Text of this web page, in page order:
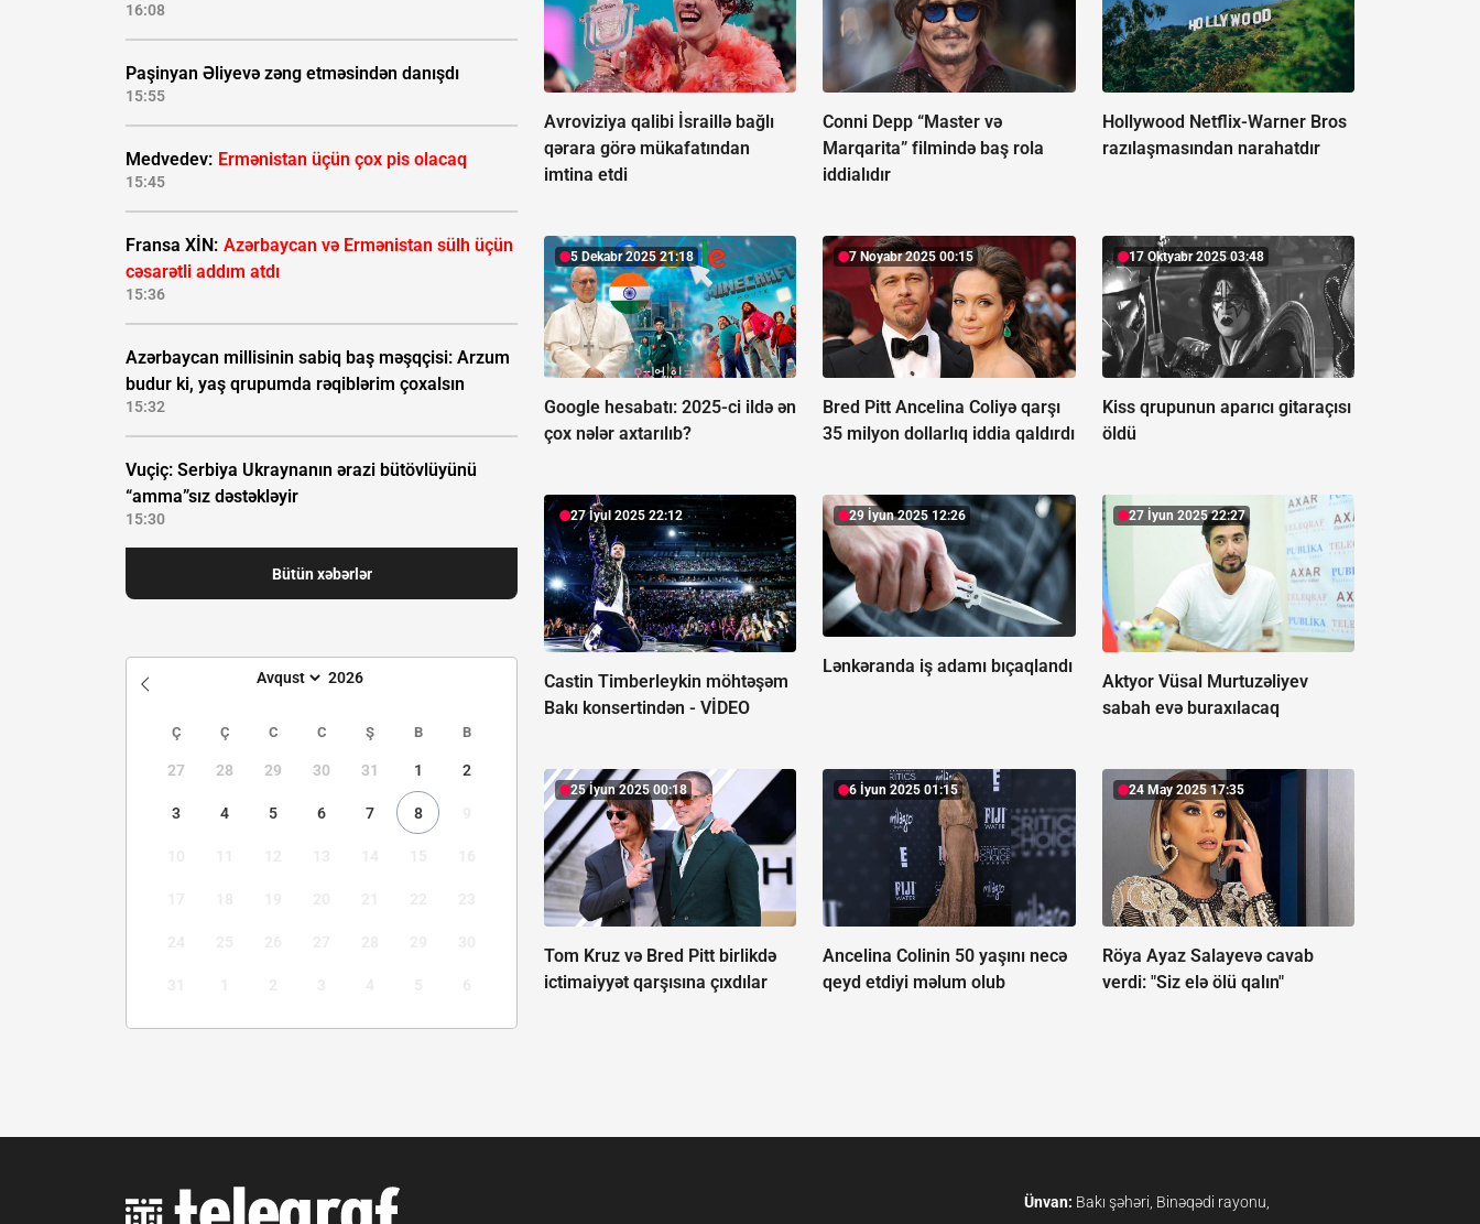
16:08
Paşinyan Əliyevə zəng etməsindən danışdı
15:55
Medvedev: Ermənistan üçün çox pis olacaq
15:45
Fransa XİN: Azərbaycan və Ermənistan sülh üçün
cəsarətli addım atdı
15:36
Azərbaycan millisinin sabiq baş məşqçisi: Arzum
budur ki, yaş qrupumda rəqiblərim çoxalsın
15:32
Vuçiç: Serbiya Ukraynanın ərazi bütövlüyünü
“amma”sız dəstəkləyir
15:30
Bütün xəbərlər
Ç Ç C C Ş B B
27 28 29 30 31 1 2
3 4 5 6 7 8
Avroviziya qalibi İsraillə bağlı
qərara görə mükafatından
imtina etdi
Conni Depp “Master və
Marqarita” filmində baş rola
iddialıdır
Hollywood Netflix-Warner Bros
razılaşmasından narahatdır
5 Dekabr 2025 21:18
Google hesabatı: 2025-ci ildə ən
çox nələr axtarılıb?
7 Noyabr 2025 00:15
Bred Pitt Ancelina Coliyə qarşı
35 milyon dollarlıq iddia qaldırdı
17 Oktyabr 2025 03:48
Kiss qrupunun aparıcı gitaraçısı
öldü
27 İyul 2025 22:12
Castin Timberleykin möhtəşəm
Bakı konsertindən - VİDEO
29 İyun 2025 12:26
Lənkəranda iş adamı bıçaqlandı
27 İyun 2025 22:27
Aktyor Vüsal Murtuzəliyev
sabah evə buraxılacaq
25 İyun 2025 00:18
Tom Kruz və Bred Pitt birlikdə
ictimaiyyət qarşısına çıxdılar
6 İyun 2025 01:15
Ancelina Colinin 50 yaşını necə
qeyd etdiyi məlum olub
24 May 2025 17:35
Röya Ayaz Salayevə cavab
verdi: "Siz elə ölü qalın"
Ünvan: Bakı şəhəri, Binəqədi rayonu,